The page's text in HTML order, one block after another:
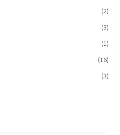
(2)
(3)
(1)
(16)
(3)